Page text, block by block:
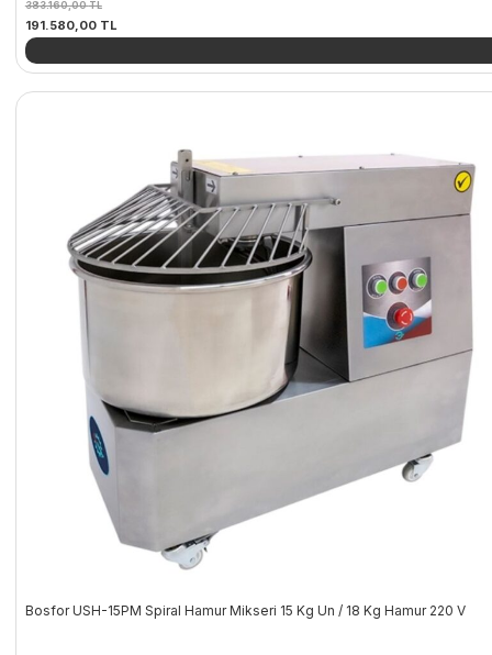
383.160,00TL
Orijinal
fiyat:
383.160,00 TL.
191.580,00 TLŞu
fiyat:
Bosfor USH-15PM Spiral Hamur Mikseri 15 Kg Un / 18 Kg Hamur 220 V